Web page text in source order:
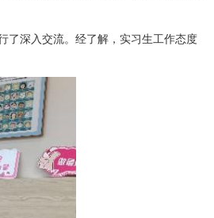
了深入交流。经了解 ，实习生工作态度